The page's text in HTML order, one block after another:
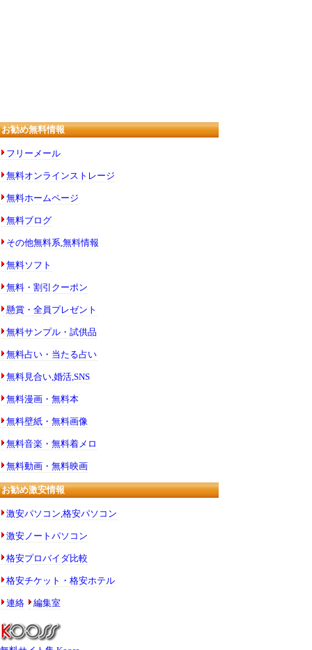
お勧め無料情報
フリーメール
無料オンラインストレージ
無料ホームページ
無料ブログ
その他無料系,無料情報
無料ソフト
無料・割引クーポン
懸賞・全員プレゼント
無料サンプル・試供品
無料占い・当たる占い
無料見合い,婚活,SNS
無料漫画・無料本
無料壁紙・無料画像
無料音楽・無料着メロ
無料動画・無料映画
お勧め激安情報
激安パソコン,格安パソコン
激安ノートパソコン
格安プロバイダ比較
格安チケット・格安ホテル
連絡 編集室